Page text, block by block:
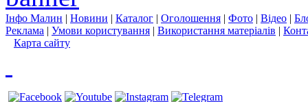
Інфо Малин | Новини | Каталог | Оголошення | Фото | Відео |
Реклама | Умови користування | Використання матеріалів |
Карта сайту